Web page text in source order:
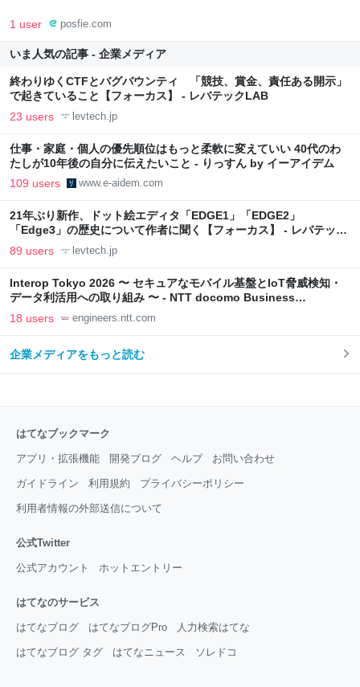
1 user posfie.com
いま人気の記事 - 企業メディア
終わりゆくCTFとバグバウンティ 「競技、賞金、責任ある開示」
で起きていること【フォーカス】 - レバテックLAB
23 users levtech.jp
仕事・家庭・個人の優先順位はもっと柔軟に変えていい 40代のわ
たしが10年後の自分に伝えたいこと - りっすん by イーアイデム
109 users www.e-aidem.com
21年ぶり新作、ドット絵エディタ「EDGE1」「EDGE2」
「Edge3」の歴史について作者に聞く【フォーカス】 - レバテック
LAB
89 users levtech.jp
Interop Tokyo 2026 〜 セキュアなモバイル基盤とIoT脅威検知・
データ利活用への取り組み 〜 - NTT docomo Business
Engineers' Blog
18 users engineers.ntt.com
企業メディアをもっと読む
はてなブックマーク
アプリ・拡張機能 開発ブログ ヘルプ お問い合わせ
ガイドライン 利用規約 プライバシーポリシー
利用者情報の外部送信について
公式Twitter
公式アカウント ホットエントリー
はてなのサービス
はてなブログ はてなブログPro 人力検索はてな
はてなブログ タグ はてなニュース ソレドコ